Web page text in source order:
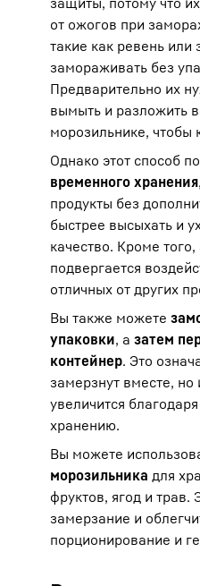
от ожогов при
такие как ревень
замораживать без
Предварительно их
вымыть и разложить
морозильнике, чтобы
Однако этот способ
временного хранения
продукты без
быстрее высыхать и
качество. Кроме
подвергается
отличных от других
Вы также можете
упаковки, а затем
контейнер. Это
замерзнут вместе, но
увеличится
хранению.
Вы можете
морозильника для
фруктов, ягод и трав.
замерзание и
порционирование и